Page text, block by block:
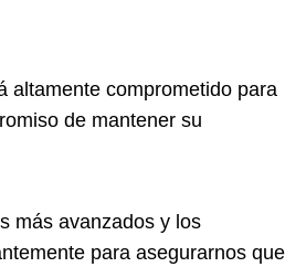
altamente comprometido para
de mantener su
más avanzados y los
para asegurarnos que